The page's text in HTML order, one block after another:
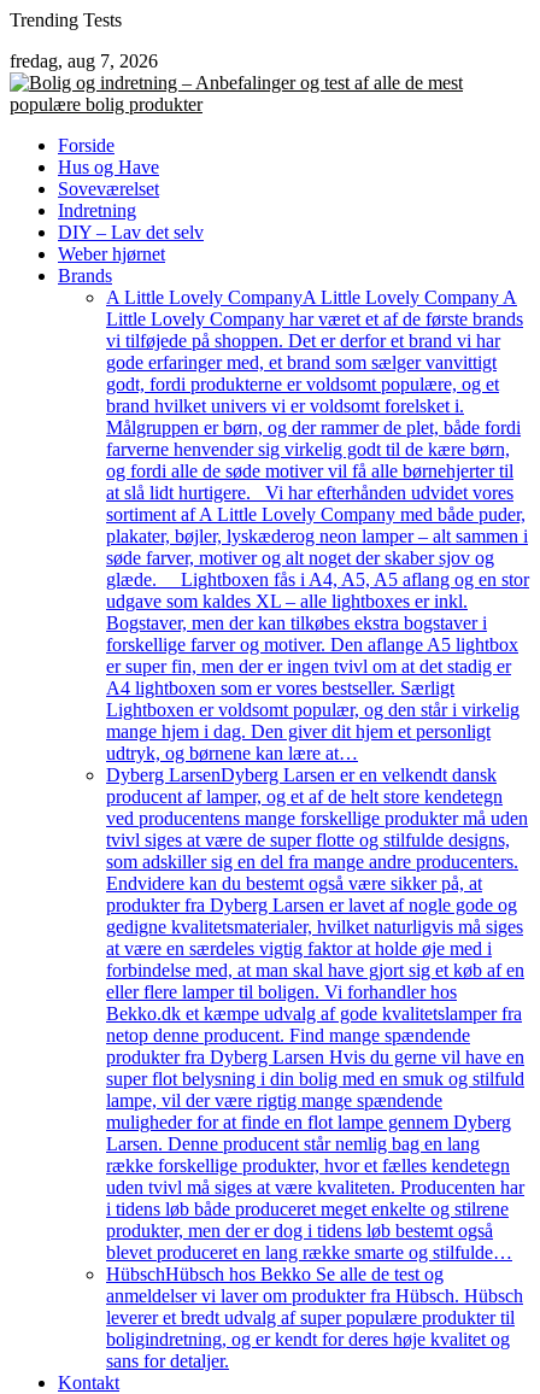
Skip
content
Trending Tests
fredag, aug 7, 2026
Forside
Hus og Have
Soveværelset
Indretning
DIY – Lav det selv
Weber hjørnet
Brands
A Little Lovely CompanyA Little Lovely Company A
Little Lovely Company har været et af de første brands
vi tilføjede på shoppen. Det er derfor et brand vi har
gode erfaringer med, et brand som sælger vanvittigt
godt, fordi produkterne er voldsomt populære, og et
brand hvilket univers vi er voldsomt forelsket i.
Målgruppen er børn, og der rammer de plet, både fordi
farverne henvender sig virkelig godt til de kære børn,
og fordi alle de søde motiver vil få alle børnehjerter til
at slå lidt hurtigere. Vi har efterhånden udvidet vores
sortiment af A Little Lovely Company med både puder,
plakater, bøjler, lyskæderog neon lamper – alt sammen i
søde farver, motiver og alt noget der skaber sjov og
glæde. Lightboxen fås i A4, A5, A5 aflang og en stor
udgave som kaldes XL – alle lightboxes er inkl.
Bogstaver, men der kan tilkøbes ekstra bogstaver i
forskellige farver og motiver. Den aflange A5 lightbox
er super fin, men der er ingen tvivl om at det stadig er
A4 lightboxen som er vores bestseller. Særligt
Lightboxen er voldsomt populær, og den står i virkelig
mange hjem i dag. Den giver dit hjem et personligt
udtryk, og børnene kan lære at…
Dyberg LarsenDyberg Larsen er en velkendt dansk
producent af lamper, og et af de helt store kendetegn
ved producentens mange forskellige produkter må uden
tvivl siges at være de super flotte og stilfulde designs,
som adskiller sig en del fra mange andre producenters.
Endvidere kan du bestemt også være sikker på, at
produkter fra Dyberg Larsen er lavet af nogle gode og
gedigne kvalitetsmaterialer, hvilket naturligvis må siges
at være en særdeles vigtig faktor at holde øje med i
forbindelse med, at man skal have gjort sig et køb af en
eller flere lamper til boligen. Vi forhandler hos
Bekko.dk et kæmpe udvalg af gode kvalitetslamper fra
netop denne producent. Find mange spændende
produkter fra Dyberg Larsen Hvis du gerne vil have en
super flot belysning i din bolig med en smuk og stilfuld
lampe, vil der være rigtig mange spændende
muligheder for at finde en flot lampe gennem Dyberg
Larsen. Denne producent står nemlig bag en lang
række forskellige produkter, hvor et fælles kendetegn
uden tvivl må siges at være kvaliteten. Producenten har
i tidens løb både produceret meget enkelte og stilrene
produkter, men der er dog i tidens løb bestemt også
blevet produceret en lang række smarte og stilfulde…
HübschHübsch hos Bekko Se alle de test og
anmeldelser vi laver om produkter fra Hübsch. Hübsch
leverer et bredt udvalg af super populære produkter til
boligindretning, og er kendt for deres høje kvalitet og
sans for detaljer.
Kontakt